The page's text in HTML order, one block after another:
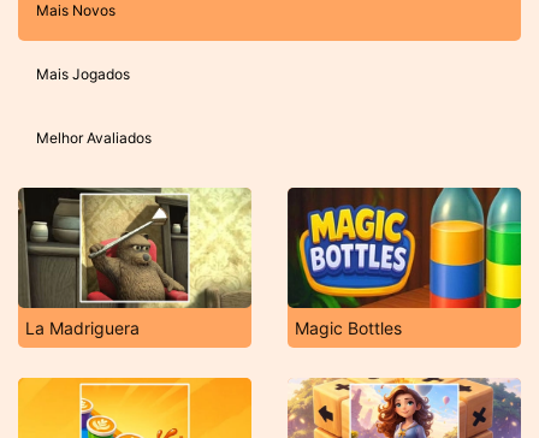
Mais Novos
Mais Jogados
Melhor Avaliados
La Madriguera Magic Bottles